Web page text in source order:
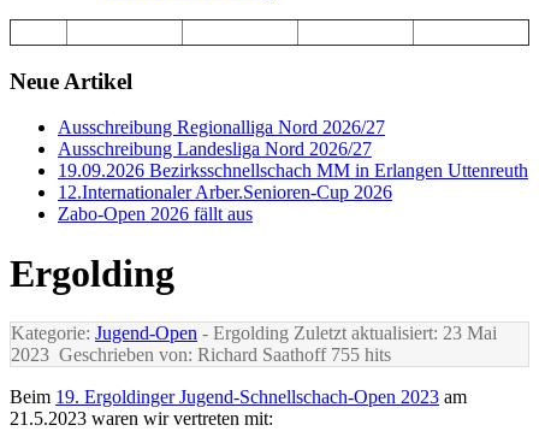
Neue Artikel
Ausschreibung Regionalliga Nord 2026/27
Ausschreibung Landesliga Nord 2026/27
19.09.2026 Bezirksschnellschach MM in Erlangen Uttenreuth
12.Internationaler Arber.Senioren-Cup 2026
Zabo-Open 2026 fällt aus
Ergolding
Kategorie: Jugend-Open - Ergolding Zuletzt aktualisiert: 23 Mai
2023 Geschrieben von: Richard Saathoff755 hits
Beim 19. Ergoldinger Jugend-Schnellschach-Open 2023 am
21.5.2023 waren wir vertreten mit: